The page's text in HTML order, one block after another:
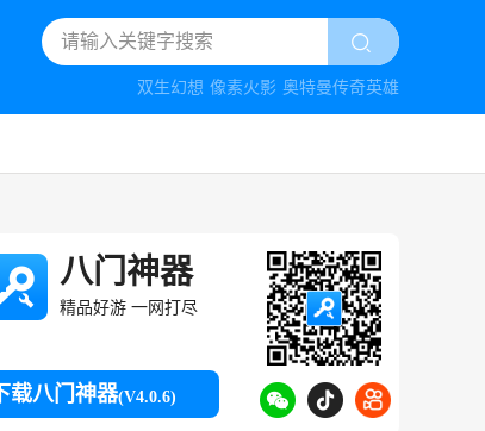
双生幻想 像素火影 奥特曼传奇英雄
八门神器
精品好游 一网打尽
下载八门神器(V4.0.6)